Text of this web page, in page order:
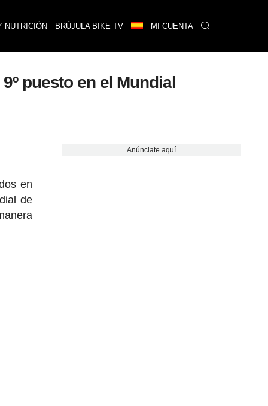
NUTRICIÓN BRÚJULA BIKE TV MI CUENTA
puesto en el Mundial
en
de
Anúnciate aquí